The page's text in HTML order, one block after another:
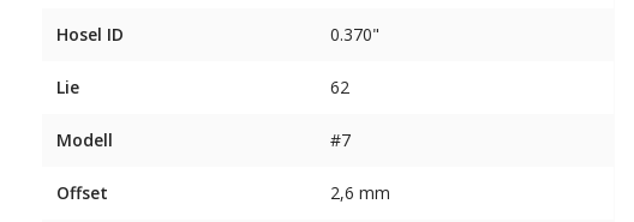
Hosel ID 0.370"
Lie 62
Modell #7
Offset 2,6 mm